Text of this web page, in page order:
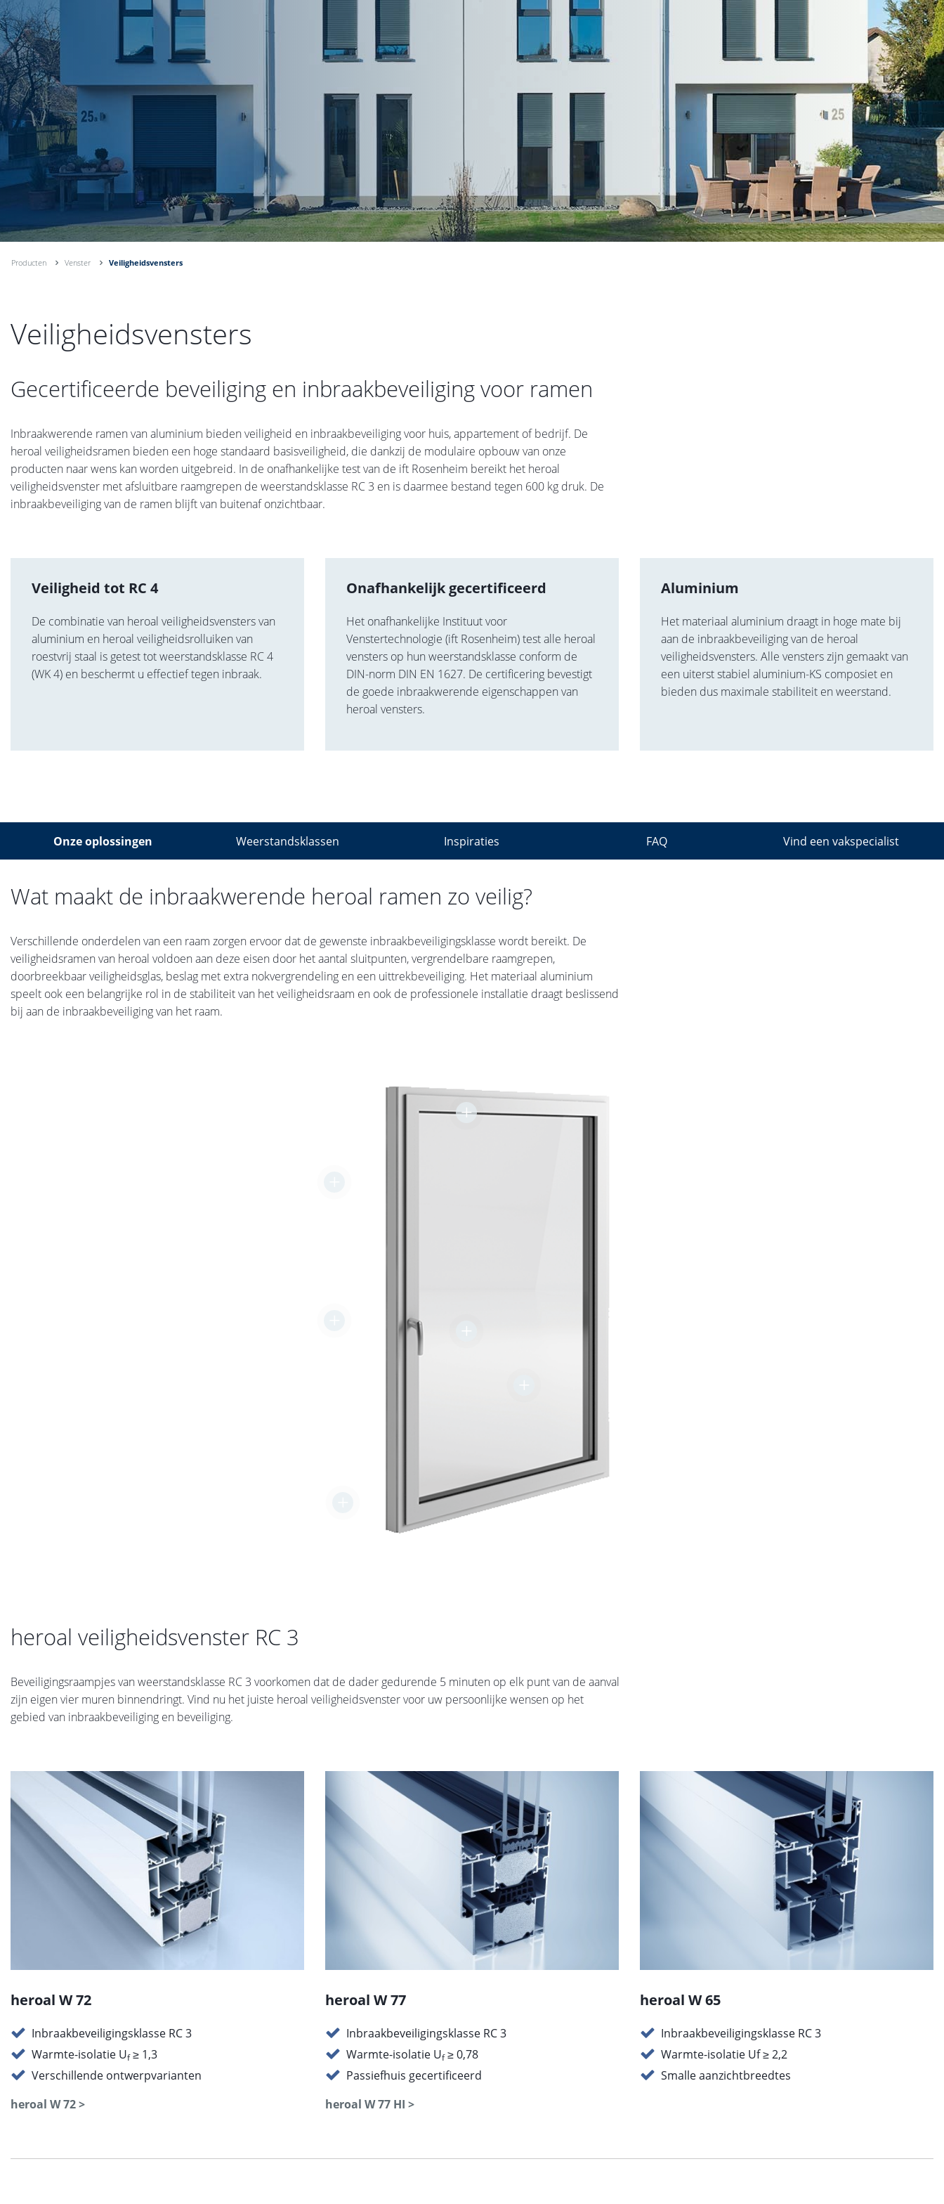
Producten Venster Veiligheidsvensters
Veiligheidsvensters
Gecertificeerde beveiliging en inbraakbeveiliging voor ramen
Inbraakwerende ramen van aluminium bieden veiligheid en inbraakbeveiliging voor huis, appartement of bedrijf. De
heroal veiligheidsramen bieden een hoge standaard basisveiligheid, die dankzij de modulaire opbouw van onze
producten naar wens kan worden uitgebreid. In de onafhankelijke test van de ift Rosenheim bereikt het heroal
veiligheidsvenster met afsluitbare raamgrepen de weerstandsklasse RC 3 en is daarmee bestand tegen 600 kg druk. De
inbraakbeveiliging van de ramen blijft van buitenaf onzichtbaar.
Veiligheid tot RC 4
De combinatie van heroal veiligheidsvensters van
aluminium en heroal veiligheidsrolluiken van
roestvrij staal is getest tot weerstandsklasse RC 4
(WK 4) en beschermt u effectief tegen inbraak.
Onafhankelijk gecertificeerd
Het onafhankelijke Instituut voor
Venstertechnologie (ift Rosenheim) test alle heroal
vensters op hun weerstandsklasse conform de
DIN-norm DIN EN 1627. De certificering bevestigt
de goede inbraakwerende eigenschappen van
heroal vensters.
Aluminium
Het materiaal aluminium draagt in hoge mate bij
aan de inbraakbeveiliging van de heroal
veiligheidsvensters. Alle vensters zijn gemaakt van
een uiterst stabiel aluminium-KS composiet en
bieden dus maximale stabiliteit en weerstand.
Onze oplossingen Weerstandsklassen Inspiraties FAQ Vind een vakspecialist
Wat maakt de inbraakwerende heroal ramen zo veilig?
Verschillende onderdelen van een raam zorgen ervoor dat de gewenste inbraakbeveiligingsklasse wordt bereikt. De
veiligheidsramen van heroal voldoen aan deze eisen door het aantal sluitpunten, vergrendelbare raamgrepen,
doorbreekbaar veiligheidsglas, beslag met extra nokvergrendeling en een uittrekbeveiliging. Het materiaal aluminium
speelt ook een belangrijke rol in de stabiliteit van het veiligheidsraam en ook de professionele installatie draagt beslissend
bij aan de inbraakbeveiliging van het raam.
+
+
+
heroal veiligheidsvenster RC 3
Beveiligingsraampjes van weerstandsklasse RC 3 voorkomen dat de dader gedurende 5 minuten op elk punt van de aanval
zijn eigen vier muren binnendringt. Vind nu het juiste heroal veiligheidsvenster voor uw persoonlijke wensen op het
gebied van inbraakbeveiliging en beveiliging.
heroal W 72
Inbraakbeveiligingsklasse RC 3
Warmte-isolatie Uf≥ 1,3
Verschillende ontwerpvarianten
heroal W 72 >
heroal W 77
Inbraakbeveiligingsklasse RC 3
Warmte-isolatie Uf≥ 0,78
Passiefhuis gecertificeerd
heroal W 77 HI >
heroal W 65
Inbraakbeveiligingsklasse RC 3
Warmte-isolatie Uf ≥ 2,2
Smalle aanzichtbreedtes